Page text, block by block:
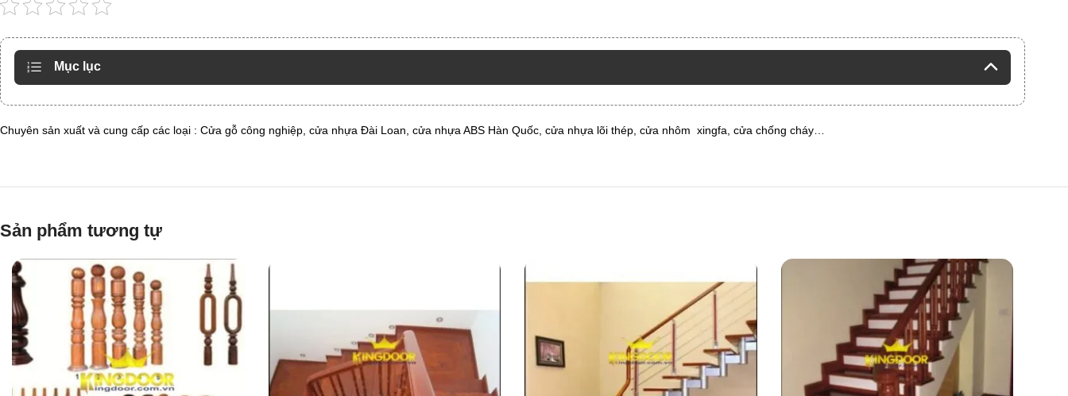
Mục lục
Chuyên sản xuất và cung cấp các loại : Cửa gỗ công nghiệp, cửa nhựa Đài Loan, cửa nhựa ABS Hàn Quốc, cửa nhựa lõi thép, cửa nhôm xingfa, cửa chống cháy…
Sản phẩm tương tự